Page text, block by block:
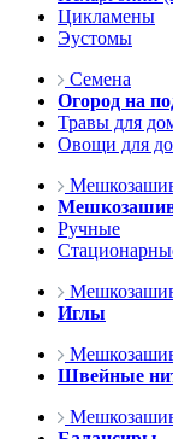
Цикламены
Эустомы
Семена
Огород на
Травы для
Овощи для
Ручные
Иглы
Швейные